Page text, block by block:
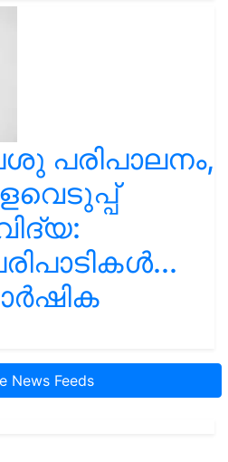
പരിപാലനം,
News Feeds